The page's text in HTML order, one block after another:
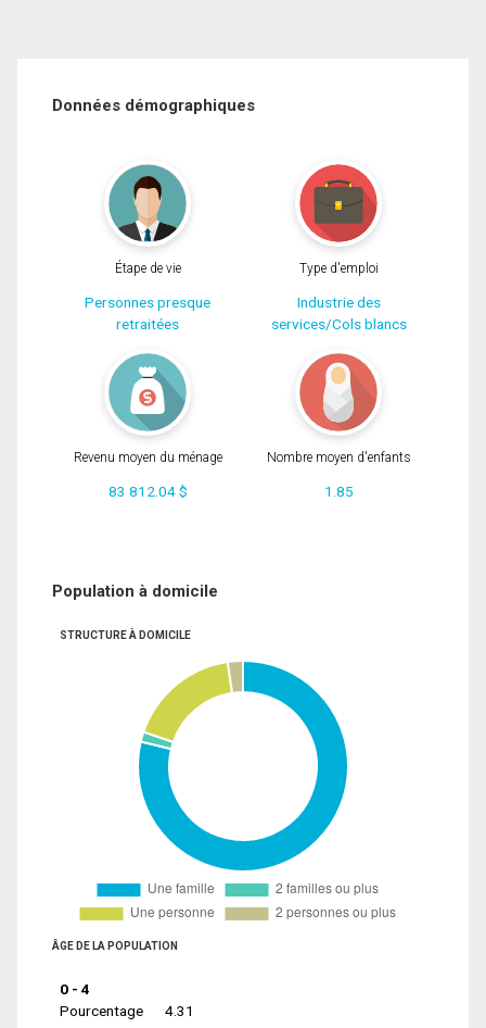
Données démographiques
Étape de vie
Personnes presque
retraitées
Type d'emploi
Industrie des
services/Cols blancs
Revenu moyen du ménage
83 812.04 $
Nombre moyen d'enfants
1.85
Population à domicile
STRUCTURE À DOMICILE
ÂGE DE LA POPULATION
0 - 4
Pourcentage
4.31